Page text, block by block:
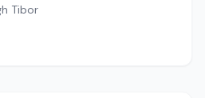
Tibor